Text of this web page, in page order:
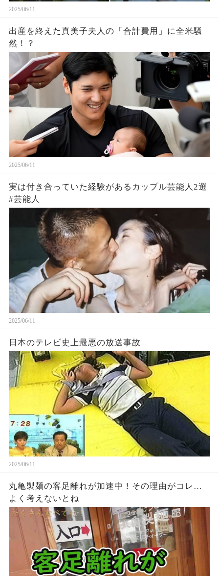
2025/06/11
出産を終えた真美子夫人の「合計費用」に全米騒
然！？
2025/06/11
実は付き合っていた経験があるカップル芸能人2選
#芸能人
2025/06/11
日本のテレビ史上最悪の放送事故
2025/06/11
丸亀製麺の客足離れが加速中！その理由がコレ…
よく考えないとね